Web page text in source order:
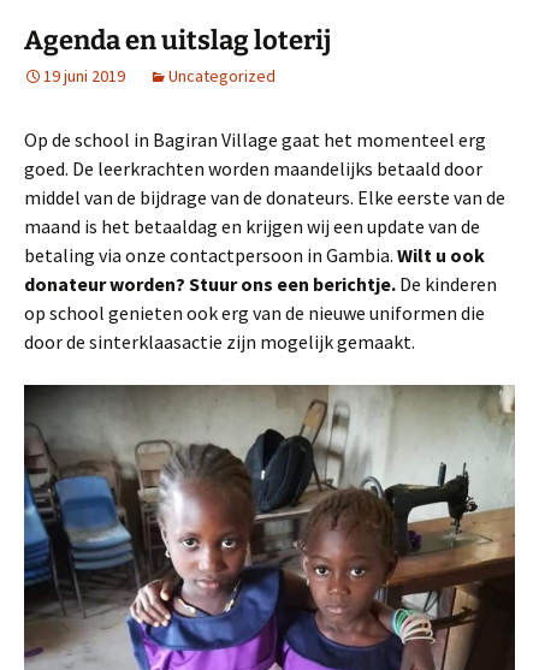
Agenda en uitslag loterij
19 juni 2019 Uncategorized
Op de school in Bagiran Village gaat het momenteel erg
goed. De leerkrachten worden maandelijks betaald door
middel van de bijdrage van de donateurs. Elke eerste van de
maand is het betaaldag en krijgen wij een update van de
betaling via onze contactpersoon in Gambia. Wilt u ook
donateur worden? Stuur ons een berichtje. De kinderen
op school genieten ook erg van de nieuwe uniformen die
door de sinterklaasactie zijn mogelijk gemaakt.